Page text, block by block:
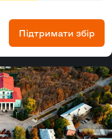
Підтримати збір